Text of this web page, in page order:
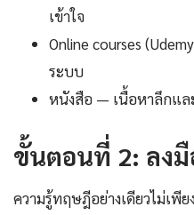
เข้าใจ
Online courses
ระบบ
หนังสือ — เนื้อหาลึกแล
ขั้นตอนที่ 2: ลง
ความรู้ทฤษฎีอย่างเดียวไม่เพี